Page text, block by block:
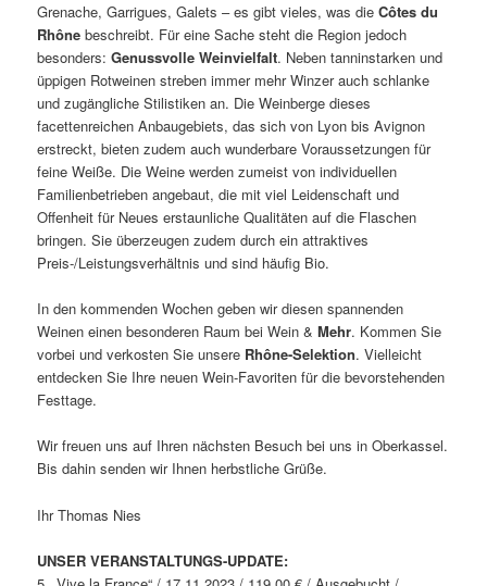
Grenache, Garrigues, Galets – es gibt vieles, was dieCôtes du
Rhône beschreibt. Für eine Sache steht die Region jedoch
besonders:Genussvolle Weinvielfalt. Neben tanninstarken und
üppigen Rotweinen streben immer mehr Winzer auch schlanke
und zugängliche Stilistiken an. Die Weinberge dieses
facettenreichen Anbaugebiets, das sich von Lyon bis Avignon
erstreckt, bieten zudem auch wunderbare Voraussetzungen für
feine Weiße. Die Weine werden zumeist von individuellen
Familienbetrieben angebaut, die mit viel Leidenschaft und
Offenheit für Neues erstaunliche Qualitäten auf die Flaschen
bringen. Sie überzeugen zudem durch ein attraktives
Preis-/Leistungsverhältnis und sind häufig Bio.
In den kommenden Wochen geben wir diesen spannenden
Weinen einen besonderen Raum bei Wein &Mehr. Kommen Sie
vorbei und verkosten Sie unsere Rhône-Selektion. Vielleicht
entdecken Sie Ihre neuen Wein-Favoriten für die bevorstehenden
Festtage.
Wir freuen uns auf Ihren nächsten Besuch bei uns in Oberkassel.
Bis dahin senden wir Ihnen herbstliche Grüße.
Ihr Thomas Nies
UNSER VERANSTALTUNGS-UPDATE: